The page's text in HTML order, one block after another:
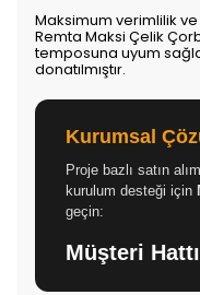
Maksimum verimlilik
Remta Maksi Çelik
temposuna uyum
donatılmıştır.
Kurumsal
Proje bazlı satın
kurulum desteği için
geçin:
Müşteri